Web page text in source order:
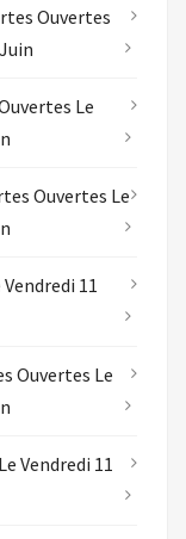
Ouvertes
Le
Ouvertes Le
11
Ouvertes Le
Vendredi 11